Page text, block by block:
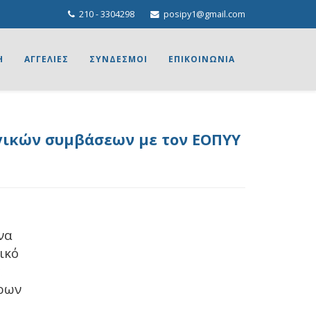
210 - 3304298 posipy1@gmail.com
ΑΓΓΕΛΙΕΣ ΣΥΝΔΕΣΜΟΙ ΕΠΙΚΟΙΝΩΝΙΑ
συμβάσεων με τον ΕΟΠΥΥ